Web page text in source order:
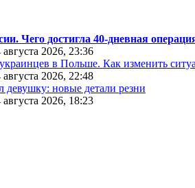
Чего достигла 40-дневная
2026, 23:36
в Польше. Как изменить
2026, 22:48
новые детали резни
2026, 18:23